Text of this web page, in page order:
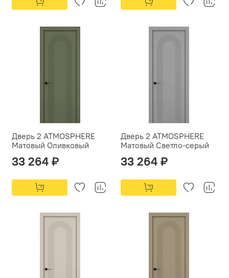
Дверь 2 ATMOSPHERE
Матовый Оливковый
33 264 ₽
Дверь 2 ATMOSPHERE
Матовый Светло-серый
33 264 ₽